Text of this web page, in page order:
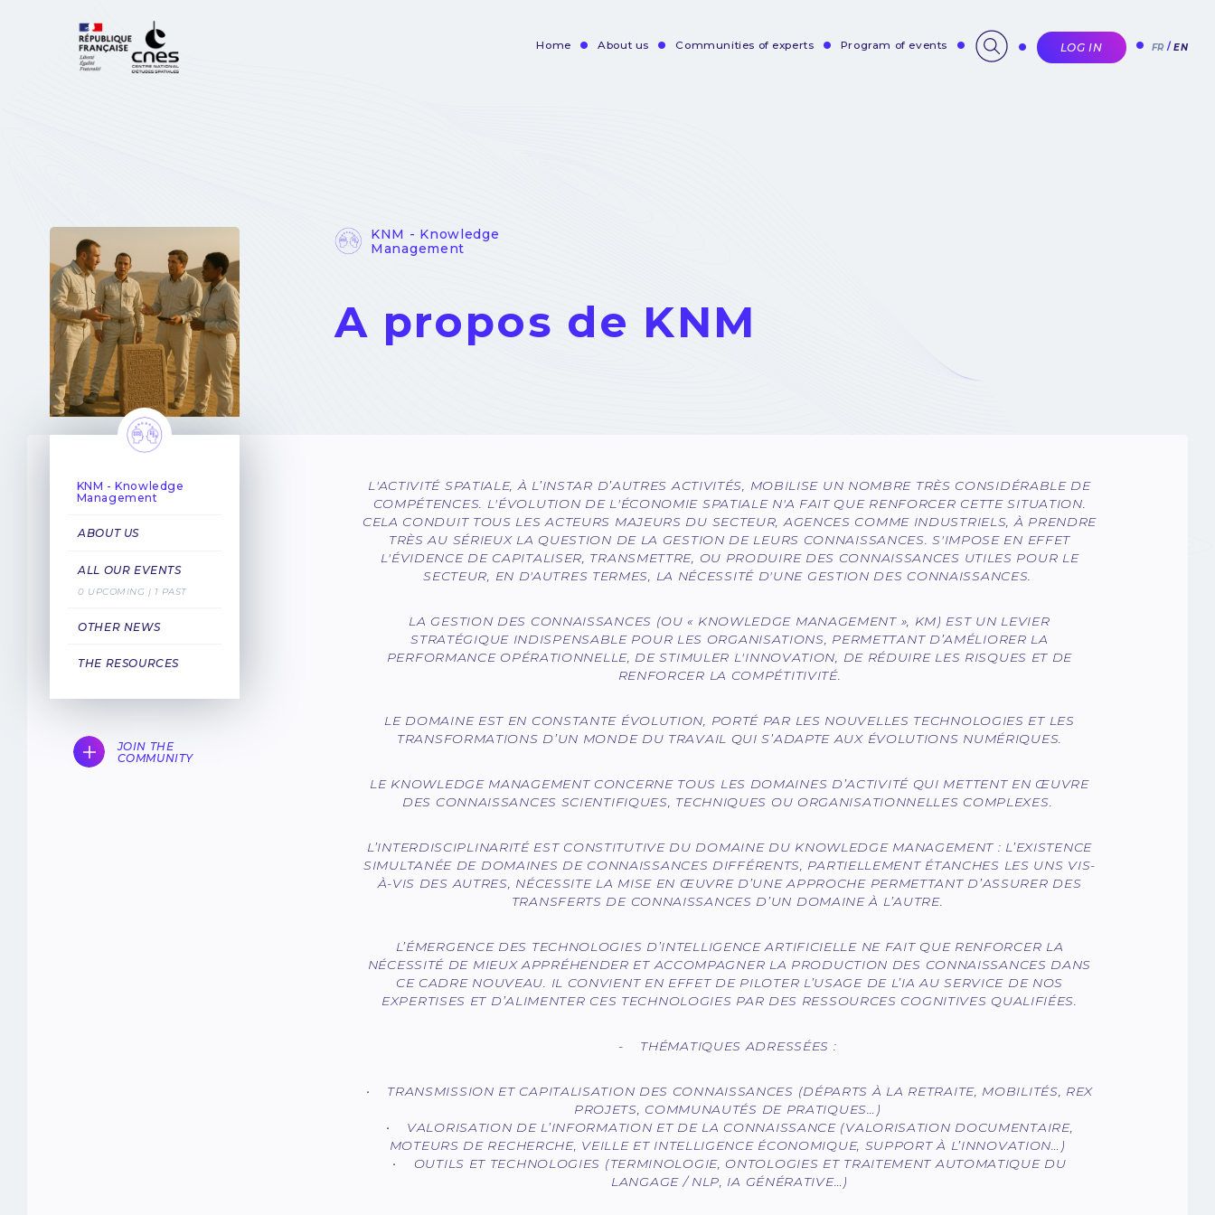
Home About us Communities of experts Program of events LOG IN FR EN
KNM - Knowledge
Management
A propos de KNM
KNM - Knowledge
Management
ABOUT US
ALL OUR EVENTS
0 UPCOMING | 1 PAST
OTHER NEWS
THE RESOURCES
JOIN THE
COMMUNITY
L'ACTIVITÉ SPATIALE, À L’INSTAR D’AUTRES ACTIVITÉS, MOBILISE UN NOMBRE TRÈS CONSIDÉRABLE DE
COMPÉTENCES. L'ÉVOLUTION DE L'ÉCONOMIE SPATIALE N'A FAIT QUE RENFORCER CETTE SITUATION.
CELA CONDUIT TOUS LES ACTEURS MAJEURS DU SECTEUR, AGENCES COMME INDUSTRIELS, À PRENDRE
TRÈS AU SÉRIEUX LA QUESTION DE LA GESTION DE LEURS CONNAISSANCES. S'IMPOSE EN EFFET
L'ÉVIDENCE DE CAPITALISER, TRANSMETTRE, OU PRODUIRE DES CONNAISSANCES UTILES POUR LE
SECTEUR, EN D'AUTRES TERMES, LA NÉCESSITÉ D'UNE GESTION DES CONNAISSANCES.
LA GESTION DES CONNAISSANCES (OU « KNOWLEDGE MANAGEMENT », KM) EST UN LEVIER
STRATÉGIQUE INDISPENSABLE POUR LES ORGANISATIONS, PERMETTANT D’AMÉLIORER LA
PERFORMANCE OPÉRATIONNELLE, DE STIMULER L'INNOVATION, DE RÉDUIRE LES RISQUES ET DE
RENFORCER LA COMPÉTITIVITÉ.
LE DOMAINE EST EN CONSTANTE ÉVOLUTION, PORTÉ PAR LES NOUVELLES TECHNOLOGIES ET LES
TRANSFORMATIONS D’UN MONDE DU TRAVAIL QUI S’ADAPTE AUX ÉVOLUTIONS NUMÉRIQUES.
LE KNOWLEDGE MANAGEMENT CONCERNE TOUS LES DOMAINES D’ACTIVITÉ QUI METTENT EN ŒUVRE
DES CONNAISSANCES SCIENTIFIQUES, TECHNIQUES OU ORGANISATIONNELLES COMPLEXES.
L’INTERDISCIPLINARITÉ EST CONSTITUTIVE DU DOMAINE DU KNOWLEDGE MANAGEMENT : L’EXISTENCE
SIMULTANÉE DE DOMAINES DE CONNAISSANCES DIFFÉRENTS, PARTIELLEMENT ÉTANCHES LES UNS VIS-
À-VIS DES AUTRES, NÉCESSITE LA MISE EN ŒUVRE D’UNE APPROCHE PERMETTANT D’ASSURER DES
TRANSFERTS DE CONNAISSANCES D’UN DOMAINE À L’AUTRE.
L’ÉMERGENCE DES TECHNOLOGIES D’INTELLIGENCE ARTIFICIELLE NE FAIT QUE RENFORCER LA
NÉCESSITÉ DE MIEUX APPRÉHENDER ET ACCOMPAGNER LA PRODUCTION DES CONNAISSANCES DANS
CE CADRE NOUVEAU. IL CONVIENT EN EFFET DE PILOTER L’USAGE DE L’IA AU SERVICE DE NOS
EXPERTISES ET D’ALIMENTER CES TECHNOLOGIES PAR DES RESSOURCES COGNITIVES QUALIFIÉES.
- THÉMATIQUES ADRESSÉES :
• TRANSMISSION ET CAPITALISATION DES CONNAISSANCES (DÉPARTS À LA RETRAITE, MOBILITÉS, REX
PROJETS, COMMUNAUTÉS DE PRATIQUES…)
• VALORISATION DE L’INFORMATION ET DE LA CONNAISSANCE (VALORISATION DOCUMENTAIRE,
MOTEURS DE RECHERCHE, VEILLE ET INTELLIGENCE ÉCONOMIQUE, SUPPORT À L’INNOVATION…)
• OUTILS ET TECHNOLOGIES (TERMINOLOGIE, ONTOLOGIES ET TRAITEMENT AUTOMATIQUE DU
LANGAGE / NLP, IA GÉNÉRATIVE…)